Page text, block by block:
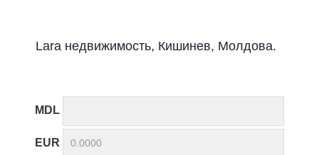
Lara недвижимость, Кишинев, Молдова.
MDL
EUR